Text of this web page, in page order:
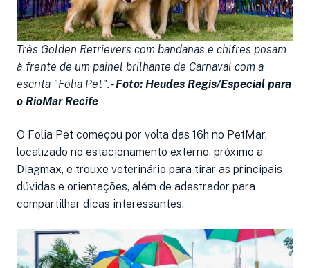
Três Golden Retrievers com bandanas e chifres posam
à frente de um painel brilhante de Carnaval com a
escrita "Folia Pet". -Foto: Heudes Regis/Especial para
o RioMar Recife
O Folia Pet começou por volta das 16h no PetMar,
localizado no estacionamento externo, próximo a
Diagmax, e trouxe veterinário para tirar as principais
dúvidas e orientações, além de adestrador para
compartilhar dicas interessantes.